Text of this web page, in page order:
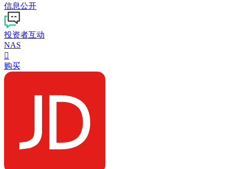
信息公开
投资者互动
NAS

购买